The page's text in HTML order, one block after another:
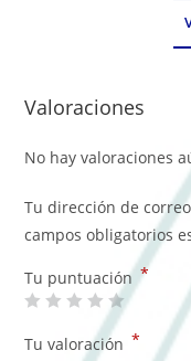
Valoraciones
No hay valoraciones
Tu dirección de
campos obligatorios
Tu puntuación *
Tu valoración *